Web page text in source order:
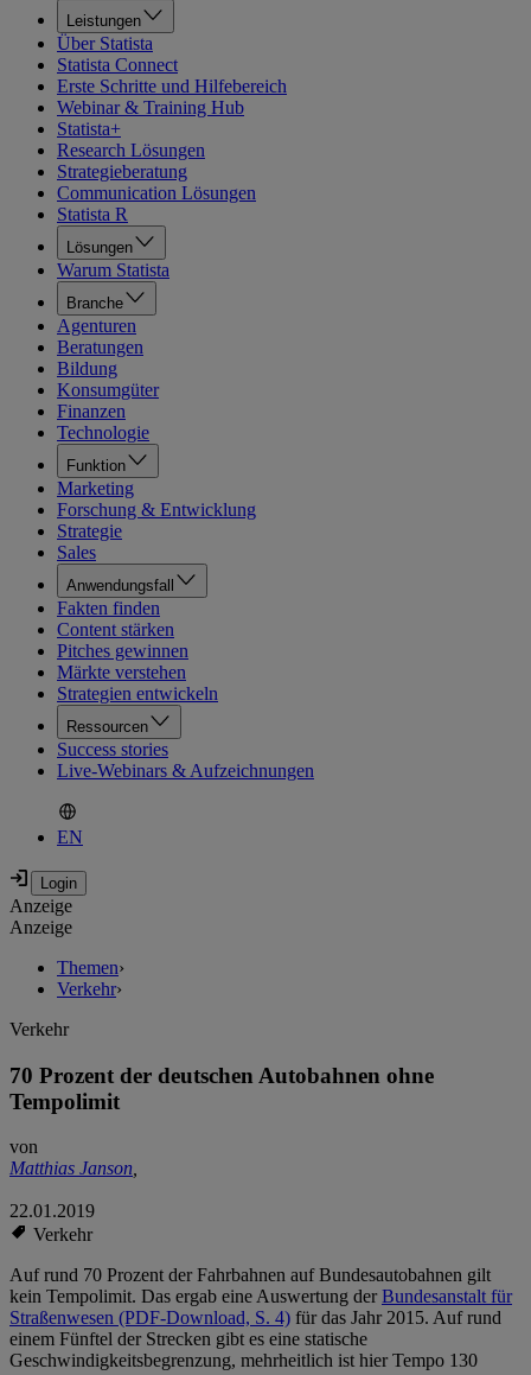
Leistungen
Über Statista
Statista Connect
Erste Schritte und Hilfebereich
Webinar & Training Hub
Statista+
Research Lösungen
Strategieberatung
Communication Lösungen
Statista R
Lösungen
Warum Statista
Branche
Agenturen
Beratungen
Bildung
Konsumgüter
Finanzen
Technologie
Funktion
Marketing
Forschung & Entwicklung
Strategie
Sales
Anwendungsfall
Fakten finden
Content stärken
Pitches gewinnen
Märkte verstehen
Strategien entwickeln
Ressourcen
Success stories
Live-Webinars & Aufzeichnungen
EN
Anzeige
Anzeige
Themen›
Verkehr›
Verkehr
70 Prozent der deutschen Autobahnen ohne
Tempolimit
von
Matthias Janson,
22.01.2019
Verkehr
Auf rund 70 Prozent der Fahrbahnen auf Bundesautobahnen gilt
kein Tempolimit. Das ergab eine Auswertung derBundesanstalt für
Straßenwesen (PDF-Download, S. 4) für das Jahr 2015. Auf rund
einem Fünftel der Strecken gibt es eine statische
Geschwindigkeitsbegrenzung, mehrheitlich ist hier Tempo 130